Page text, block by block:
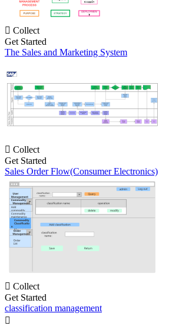
 Collect
Get Started
The Sales and Marketing System
 Collect
Get Started
Sales Order Flow(Consumer Electronics)
 Collect
Get Started
classification management
